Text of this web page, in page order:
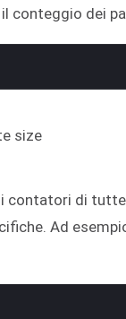
conteggio dei
contatori di
Ad